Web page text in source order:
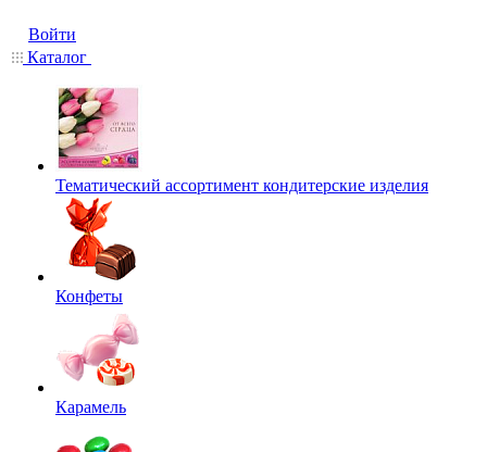
Войти
Каталог
Тематический ассортимент кондитерские изделия
Конфеты
Карамель